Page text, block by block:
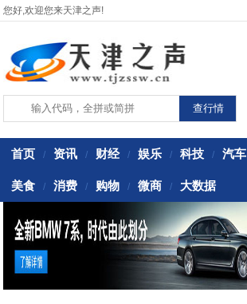
您好,欢迎您来天津之声!
首页 / 资讯 / 财经 / 娱乐 / 科技 / 汽车
美食 / 消费 / 购物 / 微商 / 大数据